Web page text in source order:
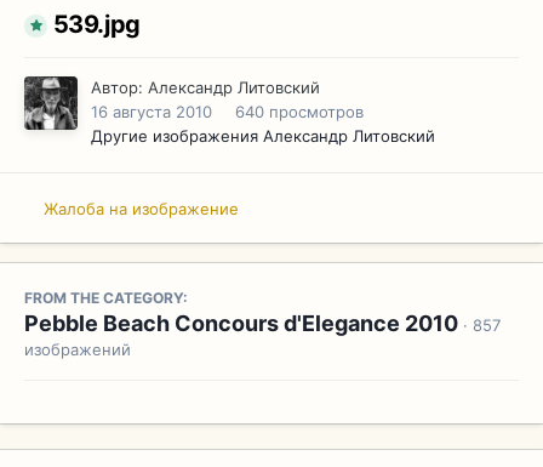
539.jpg
Автор: Александр Литовский
16 августа 2010
640 просмотров
Другие изображения Александр Литовский
Жалоба на изображение
FROM THE CATEGORY:
Pebble Beach Concours d'Elegance 2010 · 857
изображений